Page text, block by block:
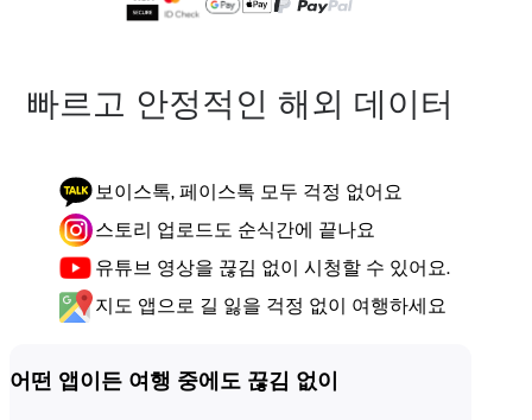
빠르고 안정적인 해외 데이터
보이스톡, 페이스톡 모두 걱정 없어요
스토리 업로드도 순식간에 끝나요
유튜브 영상을 끊김 없이 시청할 수 있어요.
지도 앱으로 길 잃을 걱정 없이 여행하세요
어떤 앱이든 여행 중에도 끊김 없이